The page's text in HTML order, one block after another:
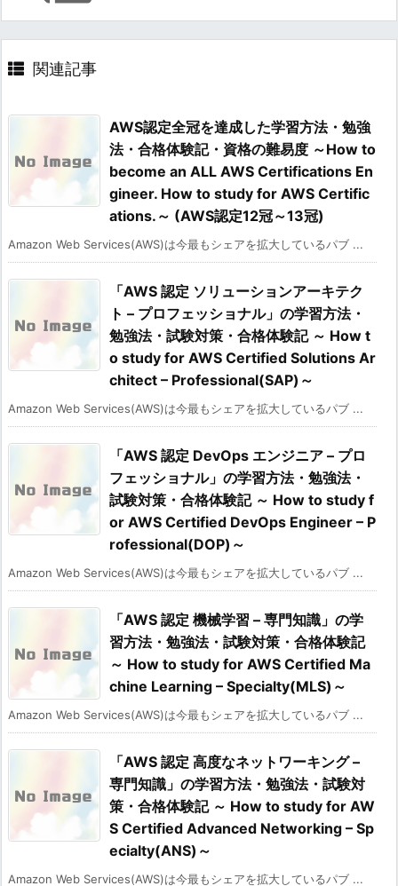
関連記事
AWS認定全冠を達成した学習方法・勉強
法・合格体験記・資格の難易度 ～How to
become an ALL AWS Certifications En
gineer. How to study for AWS Certific
ations.～ (AWS認定12冠～13冠)
Amazon Web Services(AWS)は今最もシェアを拡大しているパブ ...
「AWS 認定 ソリューションアーキテク
ト – プロフェッショナル」の学習方法・
勉強法・試験対策・合格体験記 ～ How t
o study for AWS Certified Solutions Ar
chitect – Professional(SAP)～
Amazon Web Services(AWS)は今最もシェアを拡大しているパブ ...
「AWS 認定 DevOps エンジニア – プロ
フェッショナル」の学習方法・勉強法・
試験対策・合格体験記 ～ How to study f
or AWS Certified DevOps Engineer – P
rofessional(DOP)～
Amazon Web Services(AWS)は今最もシェアを拡大しているパブ ...
「AWS 認定 機械学習 – 専門知識」の学
習方法・勉強法・試験対策・合格体験記
～ How to study for AWS Certified Ma
chine Learning – Specialty(MLS)～
Amazon Web Services(AWS)は今最もシェアを拡大しているパブ ...
「AWS 認定 高度なネットワーキング –
専門知識」の学習方法・勉強法・試験対
策・合格体験記 ～ How to study for AW
S Certified Advanced Networking – Sp
ecialty(ANS)～
Amazon Web Services(AWS)は今最もシェアを拡大しているパブ ...